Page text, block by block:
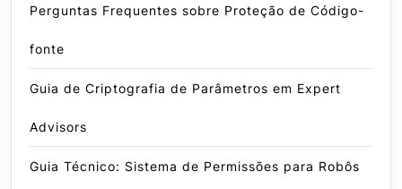
Perguntas Frequentes sobre Proteção de Código-
fonte
Guia de Criptografia de Parâmetros em Expert
Advisors
Guia Técnico: Sistema de Permissões para Robôs